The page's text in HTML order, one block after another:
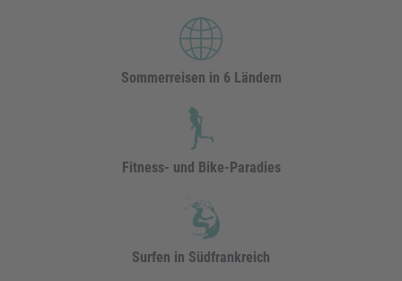
Sommerreisen in 6 Ländern
Fitness- und Bike-Paradies
Surfen in Südfrankreich